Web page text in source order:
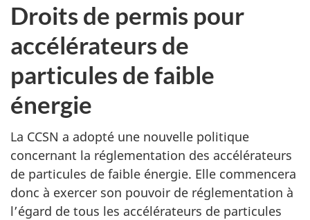
Droits de permis pour
accélérateurs de
particules de faible
énergie
La CCSN a adopté une nouvelle politique
concernant la réglementation des accélérateurs
de particules de faible énergie. Elle commencera
donc à exercer son pouvoir de réglementation à
l’égard de tous les accélérateurs de particules